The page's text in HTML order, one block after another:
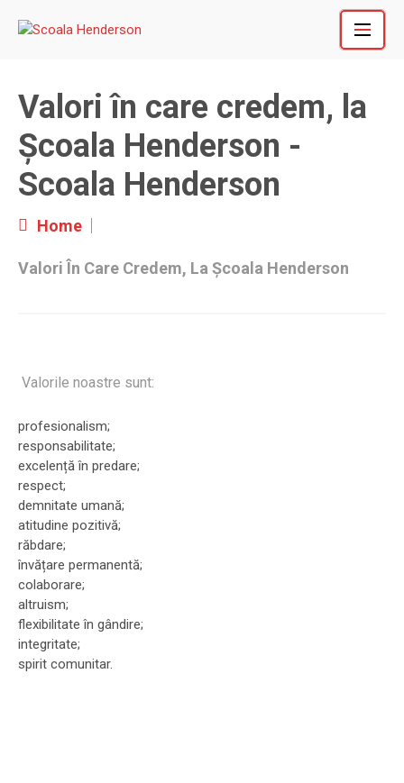
Valori în care credem, la
Școala Henderson -
Scoala Henderson
Home
Valori În Care Credem, La Școala Henderson
Valorile noastre sunt:
profesionalism;
responsabilitate;
excelență în predare;
respect;
demnitate umană;
atitudine pozitivă;
răbdare;
învățare permanentă;
colaborare;
altruism;
flexibilitate în gândire;
integritate;
spirit comunitar.